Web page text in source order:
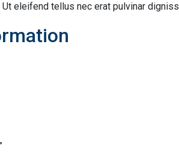
eleifend tellus nec erat pulvinar